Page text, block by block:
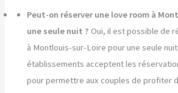
Peut-on réserver une love room à
une seule nuit ? Oui, il est possible de
à Montlouis-sur-Loire pour une seule
établissements acceptent les
pour permettre aux couples de profiter